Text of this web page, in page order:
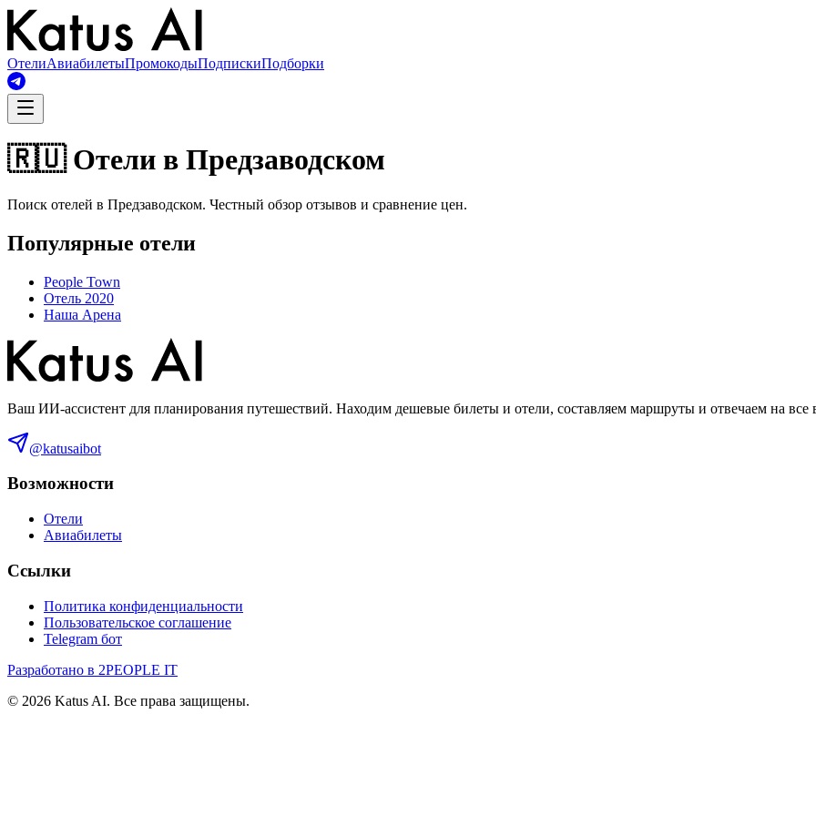
ОтелиАвиабилетыПромокодыПодпискиПодборки
🇷🇺 Отели в Предзаводском
Поиск отелей в Предзаводском. Честный обзор отзывов и сравнение цен.
Популярные отели
People Town
Отель 2020
Наша Арена
Ваш ИИ-ассистент для планирования путешествий. Находим дешевые билеты и отели, составляем маршруты и отвечаем на все
@katusaibot
Возможности
Отели
Авиабилеты
Ссылки
Политика конфиденциальности
Пользовательское соглашение
Telegram бот
Разработано в 2PEOPLE IT
© 2026 Katus AI. Все права защищены.